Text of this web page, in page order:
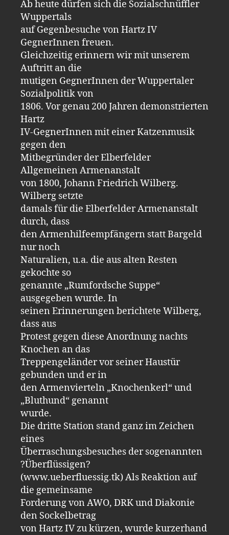
Ab heute dürfen sich die Sozialschnüffler
Wuppertals
auf Gegenbesuche von Hartz IV
GegnerInnen freuen.
Gleichzeitig erinnern wir mit unserem
Auftritt an die
mutigen GegnerInnen der Wuppertaler
Sozialpolitik von
1806. Vor genau 200 Jahren demonstrierten
Hartz
IV-GegnerInnen mit einer Katzenmusik
gegen den
Mitbegründer der Elberfelder
Allgemeinen Armenanstalt
von 1800, Johann Friedrich Wilberg.
Wilberg setzte
damals für die Elberfelder Armenanstalt
durch, dass
den Armenhilfeempfängern statt Bargeld
nur noch
Naturalien, u.a. die aus alten Resten
gekochte so
genannte „Rumfordsche Suppe“
ausgegeben wurde. In
seinen Erinnerungen berichtete Wilberg,
dass aus
Protest gegen diese Anordnung nachts
Knochen an das
Treppengeländer vor seiner Haustür
gebunden und er in
den Armenvierteln „Knochenkerl“ und
„Bluthund“ genannt
wurde.
Die dritte Station stand ganz im Zeichen
eines
Überraschungsbesuches der sogenannten
?Überflüssigen?
(www.ueberfluessig.tk) Als Reaktion auf
die gemeinsame
Forderung von AWO, DRK und Diakonie
den Sockelbetrag
von Hartz IV zu kürzen, wurde kurzerhand